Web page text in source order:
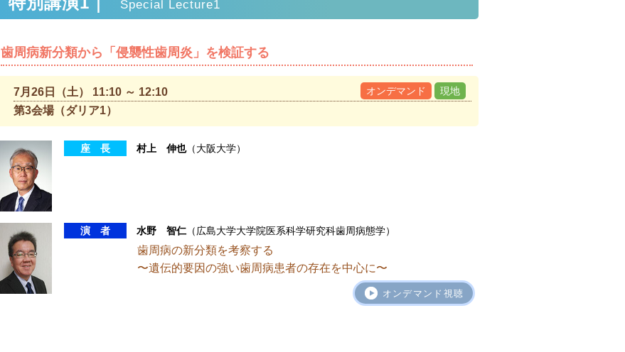
Special Lecture1
歯周病新分類から「侵襲性歯周炎」を検証する
7月26日（土） 11:10 ～ 12:10 オンデマンド 現地
第3会場（ダリア1）
座 長 村上 伸也（大阪大学）
演 者 水野 智仁 （広島大学大学院医系科学研究科歯周病態学）
歯周病の新分類を考察する
〜遺伝的要因の強い歯周病患者の存在を中心に〜
オンデマンド視聴